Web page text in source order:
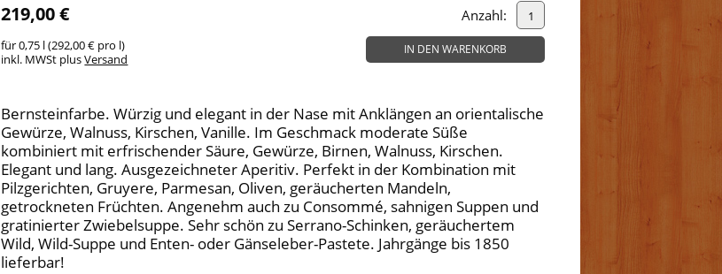
219,00 €
für 0,75 l (292,00 € pro l)
inkl. MWSt plusVersand
Anzahl:
IN DEN WARENKORB
Bernsteinfarbe. Würzig und elegant in der Nase mit Anklängen an orientalische
Gewürze, Walnuss, Kirschen, Vanille. Im Geschmack moderate Süße
kombiniert mit erfrischender Säure, Gewürze, Birnen, Walnuss, Kirschen.
Elegant und lang. Ausgezeichneter Aperitiv. Perfekt in der Kombination mit
Pilzgerichten, Gruyere, Parmesan, Oliven, geräucherten Mandeln,
getrockneten Früchten. Angenehm auch zu Consommé, sahnigen Suppen und
gratinierter Zwiebelsuppe. Sehr schön zu Serrano-Schinken, geräuchertem
Wild, Wild-Suppe und Enten- oder Gänseleber-Pastete. Jahrgänge bis 1850
lieferbar!